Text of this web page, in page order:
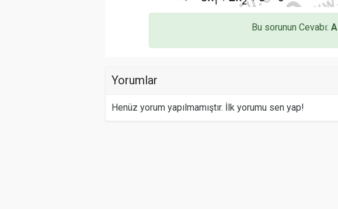
Bu sorunun Cevabı:A
Yorumlar
Henüz yorum yapılmamıştır. İlk yorumu sen yap!